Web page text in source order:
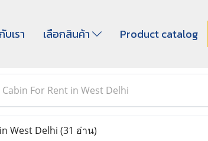
บเรา เลือกสินค้า Product catalog
Cabin For Rent in West Delhi
West Delhi (31 อ่าน)